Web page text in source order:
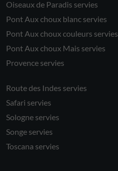
Oiseaux de Paradis servies
Pont Aux choux blanc servies
Pont Aux choux couleurs servies
Pont Aux choux Mais servies
Provence servies
Route des Indes servies
Safari servies
Sologne servies
Songe servies
Toscana servies